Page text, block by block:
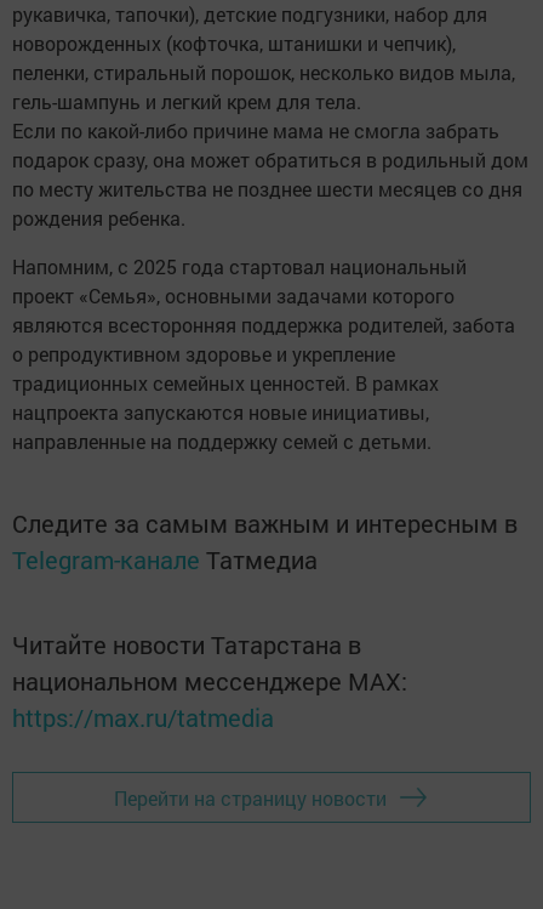
рукавичка, тапочки), детские подгузники, набор для
новорожденных (кофточка, штанишки и чепчик),
пеленки, стиральный порошок, несколько видов мыла,
гель-шампунь и легкий крем для тела.
Если по какой-либо причине мама не смогла забрать
подарок сразу, она может обратиться в родильный дом
по месту жительства не позднее шести месяцев со дня
рождения ребенка.
Напомним, с 2025 года стартовал национальный
проект «Семья», основными задачами которого
являются всесторонняя поддержка родителей, забота
о репродуктивном здоровье и укрепление
традиционных семейных ценностей. В рамках
нацпроекта запускаются новые инициативы,
направленные на поддержку семей с детьми.
Следите за самым важным и интересным в
Telegram-канале Татмедиа
Читайте новости Татарстана в
национальном мессенджере MАХ:
https://max.ru/tatmedia
Перейти на страницу новости